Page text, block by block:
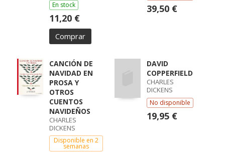
En stock
11,20 €
Comprar
39,50 €
CANCIÓN DE
NAVIDAD EN
PROSA Y
OTROS
CUENTOS
NAVIDEÑOS
CHARLES
DICKENS
Disponible en 2
semanas
DAVID
COPPERFIELD
CHARLES
DICKENS
No disponible
19,95 €